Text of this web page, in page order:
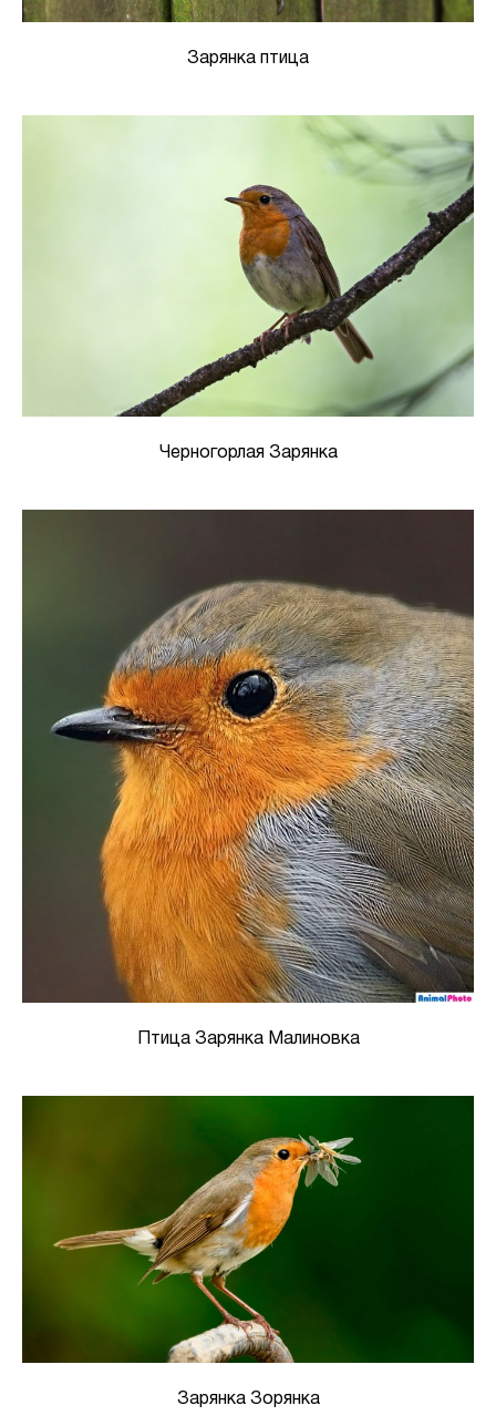
Зарянка птица
Черногорлая Зарянка
Птица Зарянка Малиновка
Зарянка Зорянка